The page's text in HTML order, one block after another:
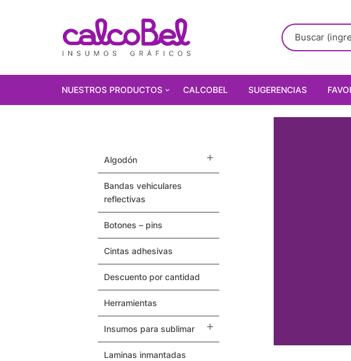
NUESTROS PRODUCTOS
Polarizados
Vinilos Autoadhesivos
Pulseras / Precintos Tyvek
Herramientas
Termovinilos
Posicionadores
CALCOBEL SUGERENCIAS
algodón
bandas vehiculares
reflectivas
botones – pins
cintas adhesivas
descuento por cantidad
herramientas
insumos para sublimar
laminas inmantadas